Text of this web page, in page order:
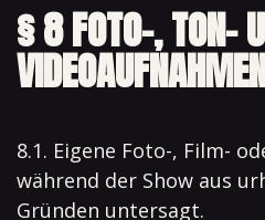
§ 8 FOTO-, TON-
8.1. Eigene Foto-, Film-
während der Show aus
Gründen untersagt.